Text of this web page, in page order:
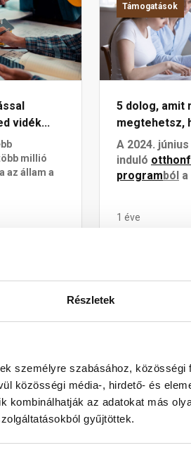
Részletek
személyre szabásához,
közösségi média-, hirdető- és
kombinálhatják az adatokat más
gyűjtöttek.
vidék...
millió
az állam a
Támogatások
5 dolog, amit
megtehetsz,
A 2024.
induló
programbóla
1 éve
Így kerüld el
szigetelés